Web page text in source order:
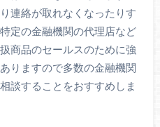
連絡が取れなくなったりす
定の金融機関の代理店など
商品のセールスのために強
りますので多数の金融機関
談することをおすすめしま